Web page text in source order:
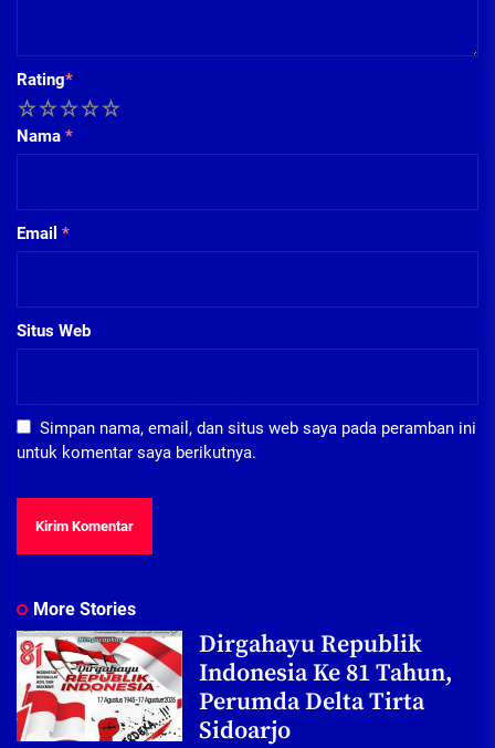
Rating*
5
4
3
2
Nama *
Email *
Situs Web
Simpan nama, email, dan situs web saya pada peramban ini
untuk komentar saya berikutnya.
More Stories
Dirgahayu Republik
Indonesia Ke 81 Tahun,
Perumda Delta Tirta
Sidoarjo